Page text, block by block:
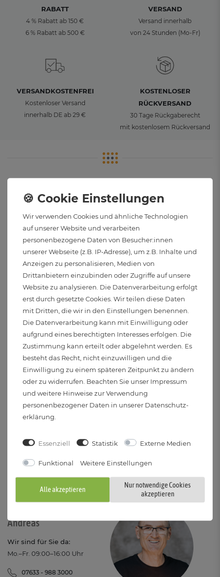
Wir verwenden Cookies und ähnliche Technologien
auf unserer Website und verarbeiten
personenbezogene Daten von Besucher:innen
unserer Webseite (z.B. IP-Adresse), um z.B. Inhalte und
Anzeigen zu personalisieren, Medien von
Drittanbietern einzubinden oder Zugriffe auf unsere
Website zu analysieren. Die Datenverarbeitung erfolgt
erst durch gesetzte Cookies. Wir teilen diese Daten
mit Dritten, die wir in den Einstellungen benennen.
Die Datenverarbeitung kann mit Einwilligung oder
aufgrund eines berechtigten Interesses erfolgen. Die
Zustimmung kann erteilt oder abgelehnt werden. Es
besteht das Recht, nicht einzuwilligen und die
Einwilligung zu einem späteren Zeitpunkt zu ändern
oder zu widerrufen. Beachten Sie unser Impressum
und weitere Hinweise zur Verwendung
personenbezogener Daten in unserer Daten­schutz­
erklärung
Essenziell Statistik Externe Medien
Funktional Weitere Einstellungen
Alle akzeptieren
Nur notwendige Cookies
akzeptieren
RABATT
4 % Rabatt ab 150 €
6 % Rabatt ab 500 €
VERSAND
Versand innerhalb
von 24 Stunden (Mo-Fr)
VERSANDKOSTENFREI
Kostenloser Versand
innerhalb DE ab 29 €
KOSTENLOSER
RÜCKVERSAND
30 Tage Rückgaberecht
mit kostenlosem Rückversand
So können Sie bezahlen
Umweltfreundlicher Versand durch Emissionsausgleich
Versand mit DHL als versichertes Paket
Auch Lieferung an Post-Filialen oder Packstationen
möglich
Bei Bestellung bis 14 Uhr: Versand noch am gleichen Tag
Service-Center
Sie benötigen Hilfe? Fragen Sie uns:
Andreas
Wir sind für Sie da:
Mo.–Fr. 09:00–16:00 Uhr
07633 - 988 3000